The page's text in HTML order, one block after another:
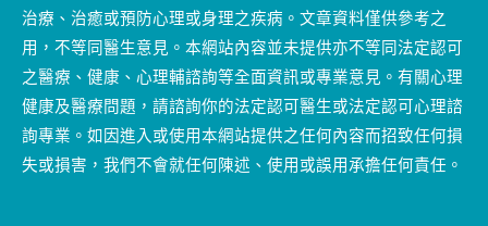
治療、治癒或預防心理或身理之疾病。文章資料僅供參考之
用，不等同醫生意見。本網站內容並未提供亦不等同法定認可
之醫療、健康、心理輔諮詢等全面資訊或專業意見。有關心理
健康及醫療問題，請諮詢你的法定認可醫生或法定認可心理諮
詢專業。如因進入或使用本網站提供之任何內容而招致任何損
失或損害，我們不會就任何陳述、使用或誤用承擔任何責任。